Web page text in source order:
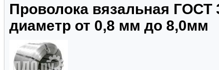
Проволока вязальная ГОСТ
диаметр от 0,8 мм до 8,0мм